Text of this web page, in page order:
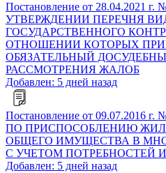
Постановление от 28.04.2021 г.
УТВЕРЖДЕНИИ ПЕРЕЧНЯ
ГОСУДАРСТВЕННОГО
ОТНОШЕНИИ КОТОРЫХ
ОБЯЗАТЕЛЬНЫЙ
РАССМОТРЕНИЯ ЖАЛОБ
Добавлен: 5 дней назад
Постановление от 09.07.2016
ПО ПРИСПОСОБЛЕНИЮ
ОБЩЕГО ИМУЩЕСТВА В
С УЧЕТОМ ПОТРЕБНОСТЕЙ
Добавлен: 5 дней назад